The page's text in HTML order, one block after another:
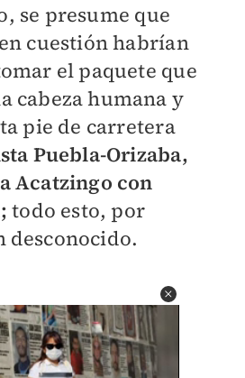
se presume que
cuestión habrían
el paquete que
cabeza humana y
pie de carretera
Puebla-Orizaba,
Acatzingo con
todo esto, por
desconocido.